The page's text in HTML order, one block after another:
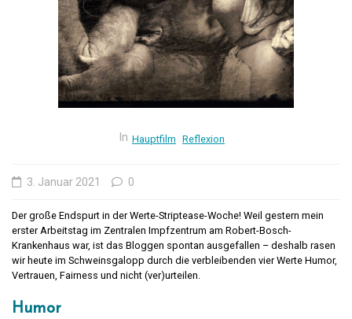
In Hauptfilm Reflexion
3. Januar 2021 0
Der große Endspurt in der Werte-Striptease-Woche! Weil gestern mein
erster Arbeitstag im Zentralen Impfzentrum am Robert-Bosch-
Krankenhaus war, ist das Bloggen spontan ausgefallen – deshalb rasen
wir heute im Schweinsgalopp durch die verbleibenden vier Werte Humor,
Vertrauen, Fairness und nicht (ver)urteilen.
Humor